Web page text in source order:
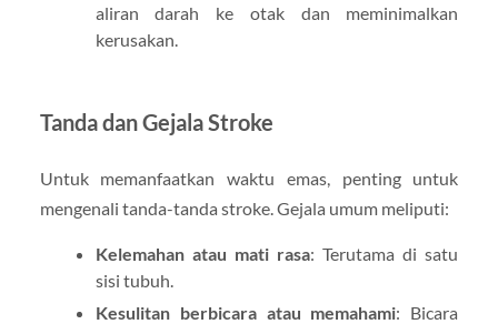
aliran darah ke otak dan meminimalkan
kerusakan.
Tanda dan Gejala Stroke
Untuk memanfaatkan waktu emas, penting untuk
mengenali tanda-tanda stroke. Gejala umum meliputi:
Kelemahan atau mati rasa: Terutama di satu
sisi tubuh.
Kesulitan berbicara atau memahami: Bicara